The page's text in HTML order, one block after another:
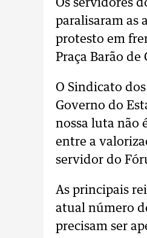
Os servidores
paralisaram as
protesto em
Praça Barão
O Sindicato
Governo do
nossa luta não
entre a
servidor do
As principais
atual número
precisam ser